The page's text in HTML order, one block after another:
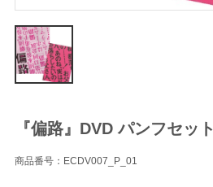
『偏路』DVD パンフセット
商品番号：ECDV007_P_01